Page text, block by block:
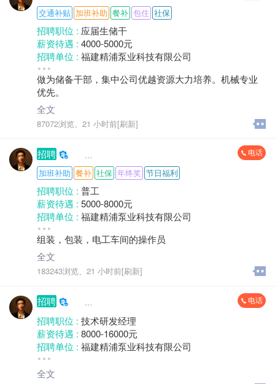
利水平，确保公司利润指标的完成；
10）审查公司经营计划及各项经济合同，并认真监督其
执行。参与经营战略、工程建设、产品开发、技术改造
等项目的经济效益评估和建议；
11）财务部日常工作管理及高层临时交办事项。
经验要求：五年以上工业企业财务核算工作经验，财务
分析工作经验为佳；金蝶财务软件使用经验
知识要求：熟悉会计操作、会计操作流程与管理、熟悉
财务分析方法、金融政策、税法、预算管理、熟悉公司
战略、经营流程
交通补贴 加班补助 餐补 包住 社保
招聘职位 : 应届生储干
薪资待遇 : 4000-5000元
招聘单位 : 福建精浦泵业科技有限公司
招聘人数 :
性别要求 :性别不限
年龄要求 :
学历要求 :
工作经验 : 经验不限
柘荣县 城郊乡
做为储备干部，集中公司优越资源大力培养。机械专业
优先。
全文
87072浏览、 21 小时前[刷新]
招聘
     ...
电话
加班补助 餐补 社保 年终奖 节日福利
招聘职位 : 普工
薪资待遇 : 5000-8000元
招聘单位 : 福建精浦泵业科技有限公司
招聘人数 :
性别要求 :性别不限
年龄要求 :
学历要求 :
学历不限
地区 :
组装，包装，电工车间的操作员
全文
183243浏览、 21 小时前[刷新]
招聘
     ...
电话
招聘职位 : 技术研发经理
薪资待遇 : 8000-16000元
招聘单位 : 福建精浦泵业科技有限公司
招聘人数 :
性别要求 :
全文